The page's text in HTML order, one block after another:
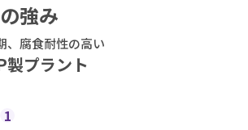
強み
、腐食耐性の高い
製プラント
1